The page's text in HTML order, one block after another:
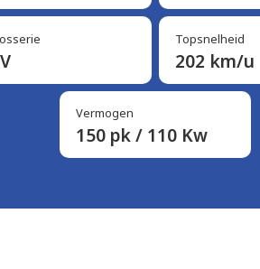
Topsnelheid
202 km/u
Vermogen
150 pk / 110 Kw